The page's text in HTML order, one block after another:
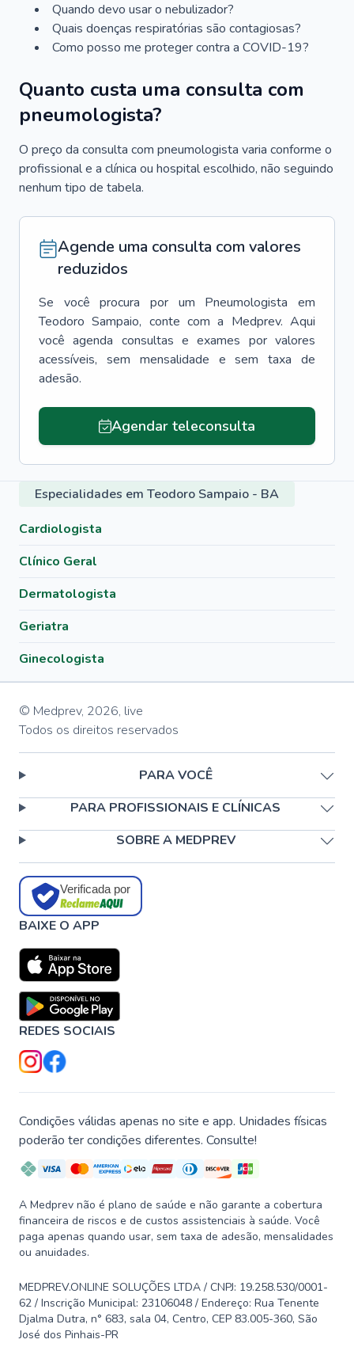
Quando devo usar o nebulizador?
Quais doenças respiratórias são contagiosas?
Como posso me proteger contra a COVID-19?
Quanto custa uma consulta com
pneumologista?
O preço da consulta com pneumologista varia conforme o
profissional e a clínica ou hospital escolhido, não seguindo
nenhum tipo de tabela.
Agende uma consulta com valores
reduzidos
Se você procura por um Pneumologista
em
Teodoro Sampaio, conte com a Medprev. Aqui
você agenda consultas e exames por valores
acessíveis, sem mensalidade e sem taxa de
adesão.
Agendar teleconsulta
Especialidades em Teodoro Sampaio - BA
Cardiologista
Clínico Geral
Dermatologista
Geriatra
Ginecologista
© Medprev, 2026, live
Todos os direitos reservados
PARA VOCÊ
PARA PROFISSIONAIS E CLÍNICAS
SOBRE A MEDPREV
Verificada por
BAIXE O APP
REDES SOCIAIS
Condições válidas apenas no site e app. Unidades físicas
poderão ter condições diferentes. Consulte!
A Medprev não é plano de saúde e não garante a cobertura
financeira de riscos e de custos assistenciais à saúde. Você
paga apenas quando usar, sem taxa de adesão, mensalidades
ou anuidades.
MEDPREV.ONLINE SOLUÇÕES LTDA / CNPJ: 19.258.530/0001-
62 / Inscrição Municipal: 23106048 / Endereço: Rua Tenente
Djalma Dutra, n° 683, sala 04, Centro, CEP 83.005-360, São
José dos Pinhais-PR